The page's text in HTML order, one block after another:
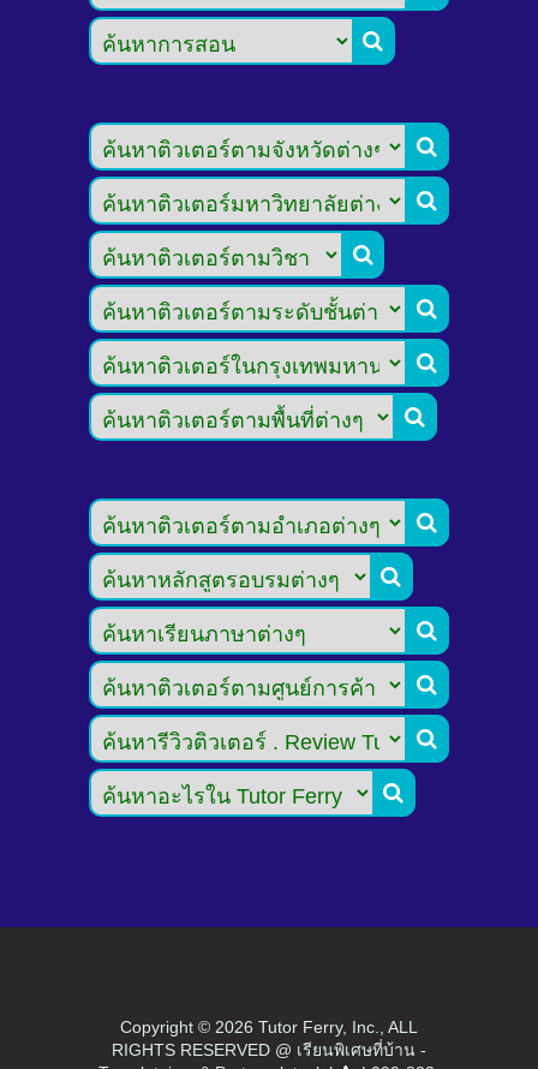













Copyright © 2026 Tutor Ferry, Inc., ALL
RIGHTS RESERVED @ เรียนพิเศษที่บ้าน -